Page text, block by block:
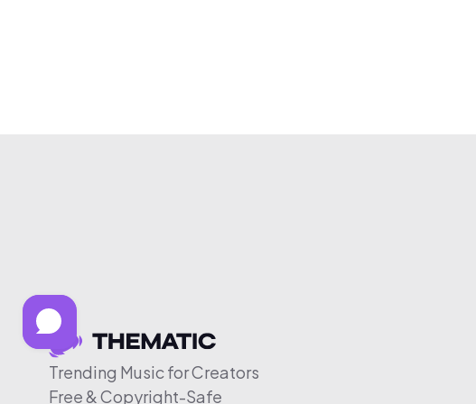
Trending Music for Creators
Free & Copyright-Safe